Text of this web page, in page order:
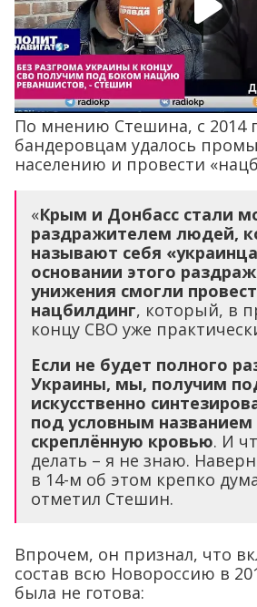
По мнению Стешина, с 2014
бандеровцам удалось
населению и провести
«Крым и Донбасс стали
раздражителем людей,
называют себя
основании этого
унижения смогли
нацбилдинг, который, в
концу СВО уже
Если не будет полного
Украины, мы, получим
искусственно
под условным названием
скреплённую кровью. И
делать – я не знаю.
в 14-м об этом крепко
отметил Стешин.
Впрочем, он признал, что
состав всю Новороссию в
была не готова: